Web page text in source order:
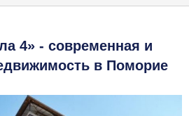
4» - современная и
в Поморие